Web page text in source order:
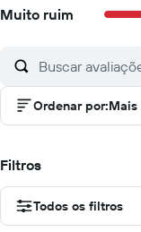
Muito ruim
Ordenar por:Mais
Filtros
Todos os filtros